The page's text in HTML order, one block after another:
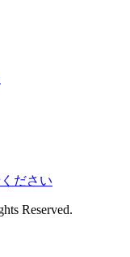
ださい
Reserved.